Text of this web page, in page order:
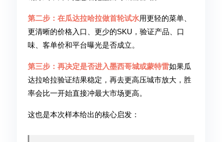
第二步：在瓜达拉哈拉做首轮试水用更轻的菜单、
更清晰的价格入口、更少的SKU，验证产品、口
味、客单价和平台曝光是否成立。
第三步：再决定是否进入墨西哥城或蒙特雷如果瓜
达拉哈拉验证结果稳定，再去更高压城市放大，胜
率会比一开始直接冲最大市场更高。
这也是本次样本给出的核心启发：